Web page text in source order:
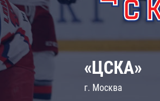
«ЦСКА»
г. Москва